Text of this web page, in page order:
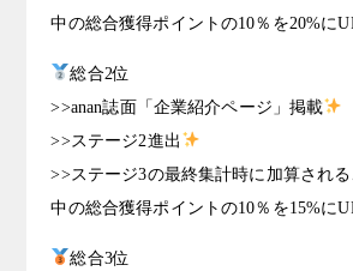
中の総合獲得ポイントの10％を20%に
総合2位
>>anan誌面「企業紹介ページ」掲載
>>ステージ2進出
>>ステージ3の最終集計時に加算され
中の総合獲得ポイントの10％を15%に
総合3位